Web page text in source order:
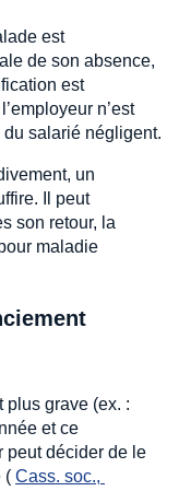
est
de son absence,
est
n’est
salarié négligent.
un
Il peut
son retour, la
maladie
plus grave (ex. :
et ce
peut décider de le
( Cass. soc.,